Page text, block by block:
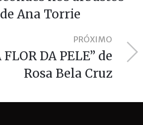
Ana Torrie
PRÓXIMO
DA PELE” de
Rosa Bela Cruz